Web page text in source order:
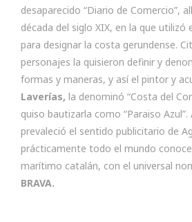
desaparecido “Diario de Comercio”,
década del siglo XIX, en la que utilizó
para designar la costa gerundense.
personajes la quisieron definir y
formas y maneras, y así el pintor y
Laverías, la denominó “Costa del
quiso bautizarla como “Paraiso
prevaleció el sentido publicitario de
prácticamente todo el mundo
marítimo catalán, con el universal
BRAVA.